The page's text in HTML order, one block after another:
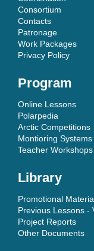
Consortium
Contacts
Patronage
Work Packages
Privacy Policy
Program
Online Lessons
Polarpedia
Arctic Competitions
Montioring Systems
Teacher
Library
Promotional
Previous Lessons -
Project Reports
Other Documents